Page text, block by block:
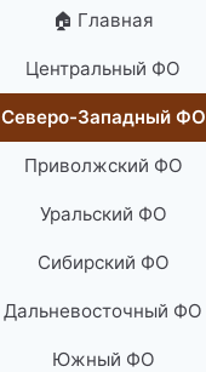
🏠 Главная
Центральный ФО
Северо-Западный ФО
Приволжский ФО
Уральский ФО
Сибирский ФО
Дальневосточный ФО
Южный ФО